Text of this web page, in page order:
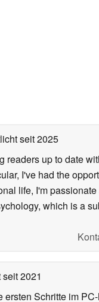
seit 2025
readers up to date
I've had the
life, I'm
which is a
seit 2021
Schritte im